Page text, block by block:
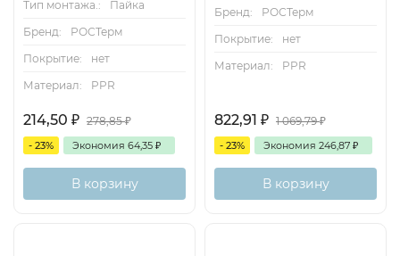
Тип монтажа.:
Пайка
Бренд:
РОСТерм
Покрытие:
нет
Материал:
PPR
214,50 ₽ 278,85₽
- 23% Экономия 64,35 ₽
В корзину
Бренд:
РОСТерм
Покрытие:
нет
Материал:
PPR
822,91 ₽ 1 069,79₽
- 23% Экономия 246,87 ₽
В корзину